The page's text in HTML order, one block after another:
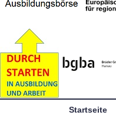
Startseite